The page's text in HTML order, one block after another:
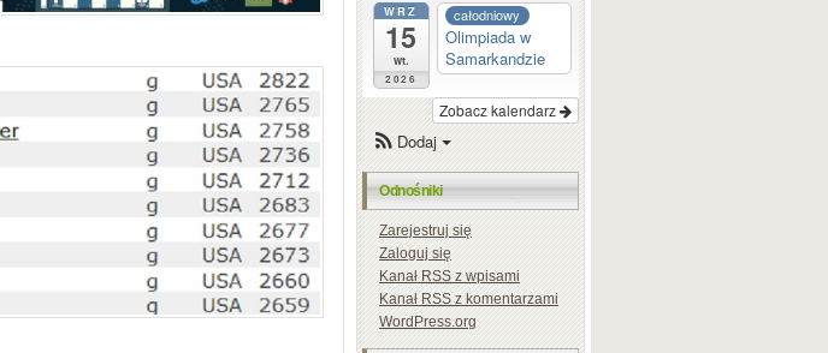
WRZ
15
wt.
2026
całodniowy
Olimpiada w
Samarkandzie
Zobacz kalendarz
Dodaj
Odnośniki
Zarejestruj się
Zaloguj się
KanałRSSz wpisami
KanałRSSz komentarzami
WordPress.org